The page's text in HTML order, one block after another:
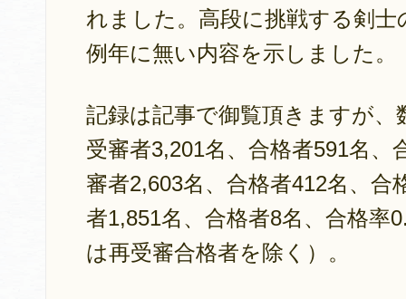
れました。高段に挑戦する剣
例年に無い内容を示しました。
記録は記事で御覧頂きますが
受審者3,201名、合格者591名
審者2,603名、合格者412名、
者1,851名、合格者8名、合格率
は再受審合格者を除く）。